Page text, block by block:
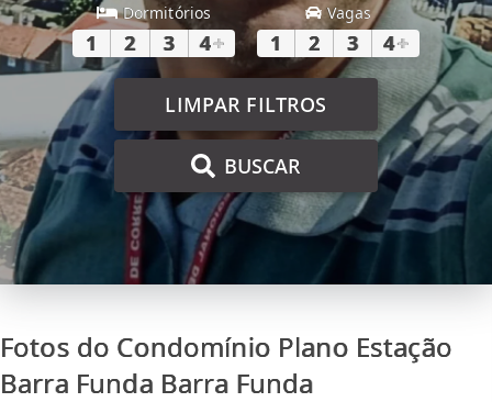
Dormitórios
1 2 3 4+
Vagas
1 2 3 4+
LIMPAR FILTROS
BUSCAR
Fotos do Condomínio Plano Estação
Barra Funda Barra Funda